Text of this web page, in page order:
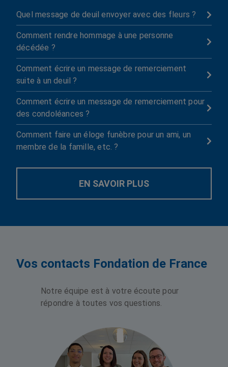
Quel message de deuil envoyer avec des fleurs ? 
Comment rendre hommage à une personne
décédée ?

Comment écrire un message de remerciement
suite à un deuil ?

Comment écrire un message de remerciement pour
des condoléances ?

Comment faire un éloge funèbre pour un ami, un
membre de la famille, etc. ?

EN SAVOIR PLUS
Vos contacts Fondation de France
Notre équipe est à votre écoute pour
répondre à toutes vos questions.